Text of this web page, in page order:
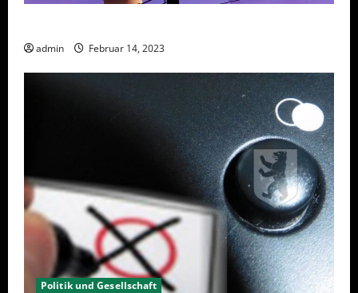
admin Februar 14, 2023
Politik und Gesellschaft